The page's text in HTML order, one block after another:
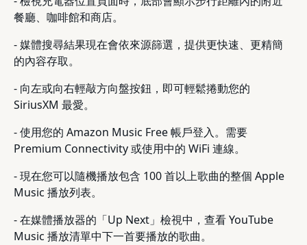
餐廳、咖啡館和商店。
- 媒體搜尋結果現在會依來源篩選，提供更快速、更精簡
的內容存取。
- 向左或向右輕敲方向盤按鈕，即可輕鬆捲動您的
SiriusXM 最愛。
- 使用您的 Amazon Music Free 帳戶登入。需要
Premium Connectivity 或使用中的 WiFi 連線。
- 現在您可以隨機播放包含 100 首以上歌曲的整個 Apple
Music 播放列表。
- 在媒體播放器的「Up Next」檢視中，查看 YouTube
Music 播放清單中下一首要播放的歌曲。